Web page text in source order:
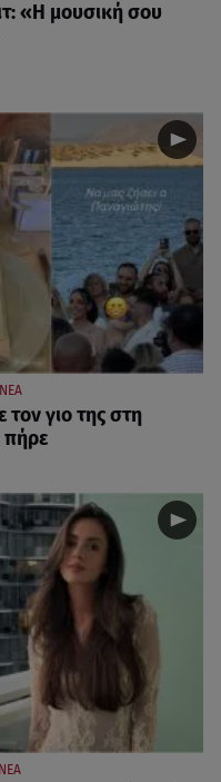
«Η μουσική σου
γιο της στη
πήρε